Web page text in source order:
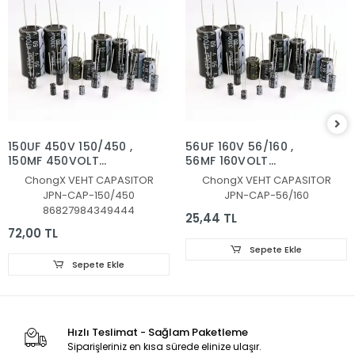
150UF 450V 150/450 ,
150MF 450VOLT
KONDANSATÖR
ChongX VEHT CAPASITOR
JPN-CAP-150/450
86827984349444
72,00 TL
Sepete Ekle
56UF 160V 56/160 ,
56MF 160VOLT
KONDANSATÖR
ChongX VEHT CAPASITOR
JPN-CAP-56/160
25,44 TL
Sepete Ekle
Hızlı Teslimat - Sağlam Paketleme
Siparişleriniz en kısa sürede elinize ulaşır.